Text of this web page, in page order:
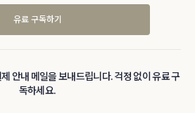
유료 구독하기
안내 메일을 보내드립니다. 걱정 없이 유료 구
독하세요.